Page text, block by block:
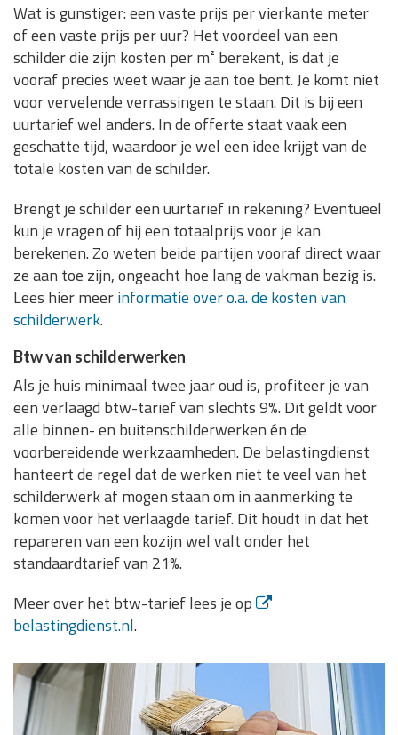
Wat is gunstiger: een vaste prijs per vierkante meter
of een vaste prijs per uur? Het voordeel van een
schilder die zijn kosten per m² berekent, is dat je
vooraf precies weet waar je aan toe bent. Je komt niet
voor vervelende verrassingen te staan. Dit is bij een
uurtarief wel anders. In de offerte staat vaak een
geschatte tijd, waardoor je wel een idee krijgt van de
totale kosten van de schilder.
Brengt je schilder een uurtarief in rekening? Eventueel
kun je vragen of hij een totaalprijs voor je kan
berekenen. Zo weten beide partijen vooraf direct waar
ze aan toe zijn, ongeacht hoe lang de vakman bezig is.
Lees hier meerinformatie over o.a. de kosten van
schilderwerk.
Btw van schilderwerken
Als je huis minimaal twee jaar oud is, profiteer je van
een verlaagd btw-tarief van slechts 9%. Dit geldt voor
alle binnen- en buitenschilderwerken én de
voorbereidende werkzaamheden. De belastingdienst
hanteert de regel dat de werken niet te veel van het
schilderwerk af mogen staan om in aanmerking te
komen voor het verlaagde tarief. Dit houdt in dat het
repareren van een kozijn wel valt onder het
standaardtarief van 21%.
Meer over het btw-tarief lees je op
belastingdienst.nl.